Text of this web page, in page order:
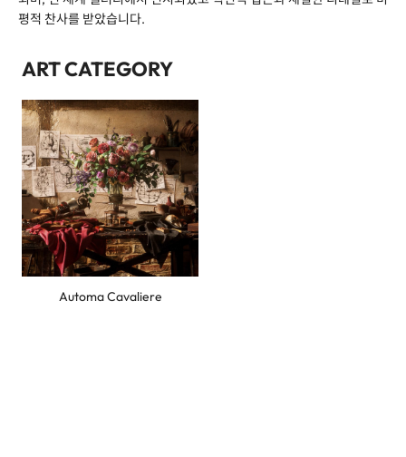
평적 찬사를 받았습니다.
ART CATEGORY
Automa Cavaliere
전화번호 *
개인정보 수집 및 이용에 동의합니다.
내용보기
문의 / 등록하기